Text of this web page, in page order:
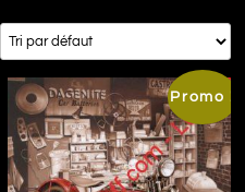
Promo !